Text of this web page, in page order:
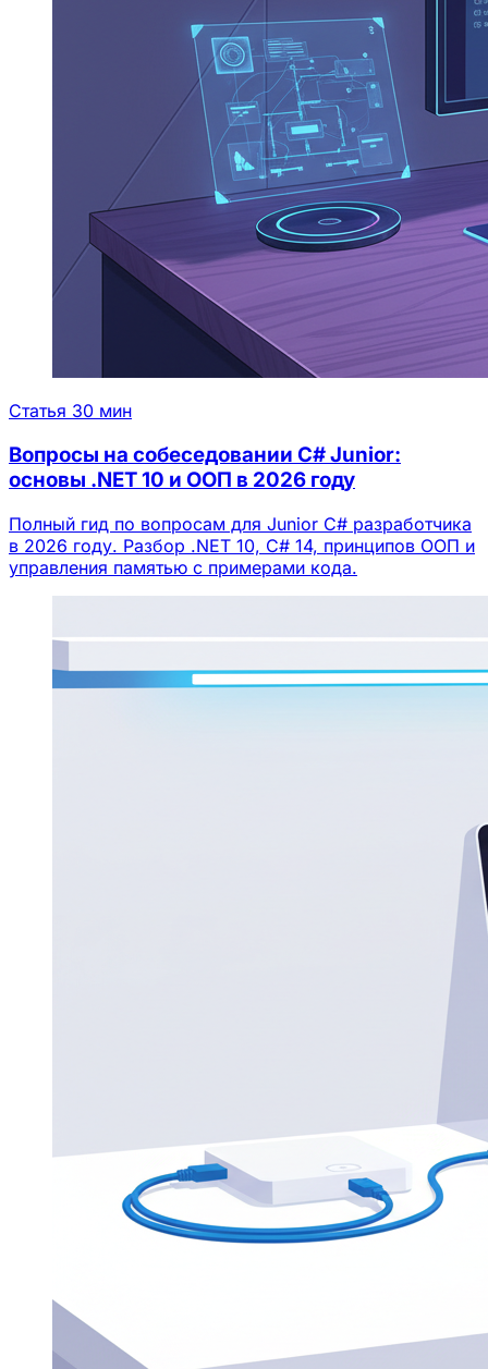
Статья 30 мин
Вопросы на собеседовании C# Junior:
основы .NET 10 и ООП в 2026 году
Полный гид по вопросам для Junior C# разработчика
в 2026 году. Разбор .NET 10, C# 14, принципов ООП и
управления памятью с примерами кода.